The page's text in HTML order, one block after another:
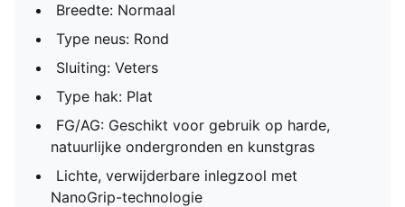
Breedte: Normaal
Type neus: Rond
Sluiting: Veters
Type hak: Plat
FG/AG: Geschikt voor gebruik op harde,
natuurlijke ondergronden en kunstgras
Lichte, verwijderbare inlegzool met
NanoGrip-technologie